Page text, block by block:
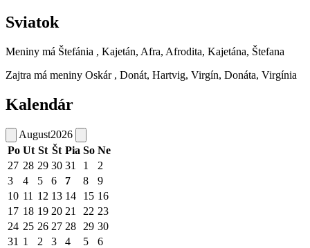
Sviatok
Meniny má Štefánia , Kajetán, Afra, Afrodita, Kajetána, Štefana
Zajtra má meniny Oskár , Donát, Hartvig, Virgín, Donáta, Virgínia
Kalendár
August2026
Po Ut St Št Pia So Ne
27 28 29 30 31 1
2
3
4 5 6 7 8
9
10 11 12 13 14 15 16
17 18 19 20 21 22 23
24 25 26 27 28 29 30
31 1 2 3 4 5 6